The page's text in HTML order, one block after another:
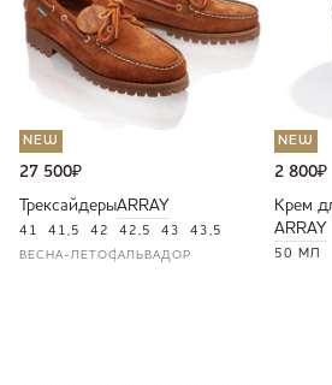
NEW
27 500₽
ТрексайдерыARRAY
41 41,5 42 42,5 43 43,5
ВЕСНА-ЛЕТОСАЛЬВАДОР
NEW
2 800₽
Крем
ARRAY
50 МЛ